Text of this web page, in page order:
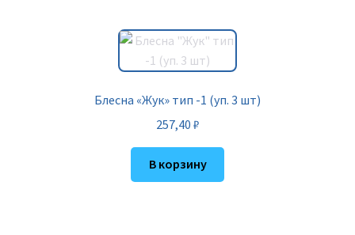
Блесна «Жук» тип -1 (уп. 3 шт)
257,40 ₽
В корзину